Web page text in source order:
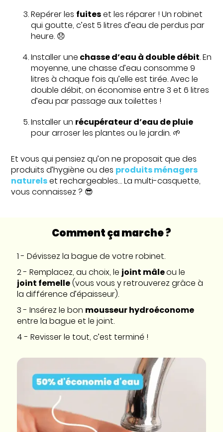
Repérer les fuiteset les réparer ! Un robinet
qui goutte, c’est 5 litres d’eau de perdus par
heure. 😞
Installer une chasse d’eau à double débit. En
moyenne, une chasse d’eau consomme 9
litres à chaque fois qu’elle est tirée. Avec le
double débit, on économise entre 3 et 6 litres
d’eau par passage aux toilettes !
Installer un récupérateur d’eau de pluie
pour arroser les plantes ou le jardin. 🌱
Et vous qui pensiez qu’on ne proposait que des
produits d’hygiène ou des produits ménagers
naturelset rechargeables… La multi-casquette,
vous connaissez ? 😎
Comment ça marche ?
1 - Dévissez la bague de votre robinet.
2 - Remplacez, au choix, le joint mâleou le
joint femelle(vous vous y retrouverez grâce à
la différence d’épaisseur).
3 - Insérez le bon mousseur hydroéconome
entre la bague et le joint.
4 - Revisser le tout, c’est terminé !